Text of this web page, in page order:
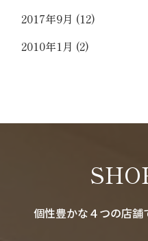
2017年9月 (12)
2010年1月 (2)
個性豊かな４つの店舗